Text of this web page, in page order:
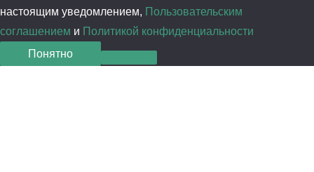
настоящим уведомлением, Пользовательским
соглашением и Политикой конфиденциальности
Понятно